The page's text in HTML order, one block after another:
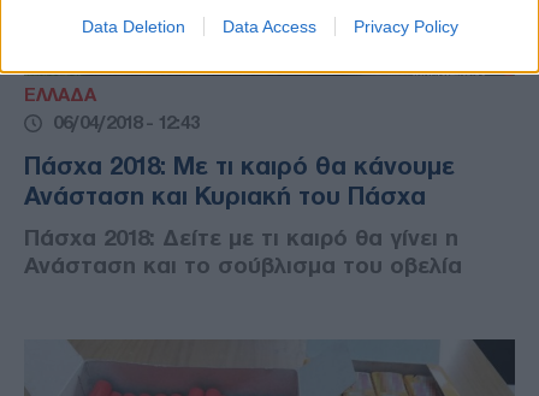
Data Deletion Data Access Privacy Policy
ΕΛΛΑΔΑ
06/04/2018 - 12:43
Πάσχα 2018: Με τι καιρό θα κάνουμε
Ανάσταση και Κυριακή του Πάσχα
Πάσχα 2018: Δείτε με τι καιρό θα γίνει η
Ανάσταση και το σούβλισμα του οβελία